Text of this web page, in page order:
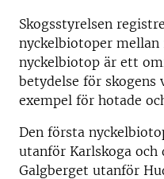
Skogsstyrelsen
nyckelbiotoper mellan
nyckelbiotop är ett
betydelse för
exempel för hotade
Den första
utanför Karlskoga och
Galgberget utanför